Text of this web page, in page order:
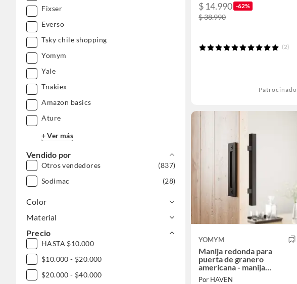
Fixser
Everso
Tsky chile shopping
Yomym
Yale
Tnakiex
Amazon basics
Ature
+ Ver más
Vendido por
Otros vendedores
(837)
Sodimac
(28)
Color
Material
Precio
HASTA $10.000
$10.000 - $20.000
$20.000 - $40.000
$ 14.990 -62%
$ 38.990
(2)
Patrocinado
YOMYM
Manija redonda para
puerta de granero
americana - manija
cuadrada 046
Por HAVEN